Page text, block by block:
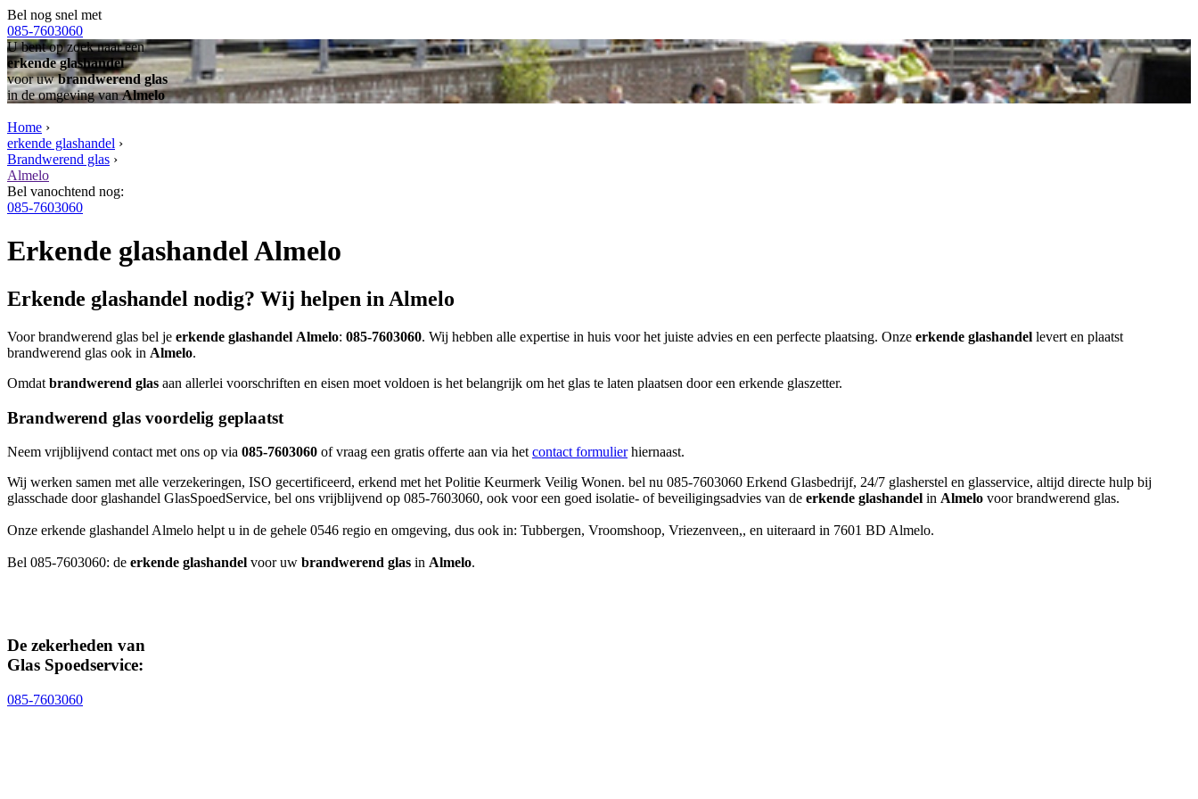
Bel nog snel met
085-7603060
U bent op zoek naar een
erkende glashandel
voor uwbrandwerend glas
in de omgeving vanAlmelo
Home ›
erkende glashandel ›
Brandwerend glas ›
Almelo
Bel vanochtend nog:
085-7603060
Erkende glashandel Almelo
Erkende glashandel nodig? Wij helpen in Almelo
Voor brandwerend glas bel je erkende glashandel Almelo: 085-7603060. Wij hebben alle expertise in huis voor het juiste advies en een perfecte plaatsing. Onze erkende glashandel levert en plaatst
brandwerend glas ook in Almelo.
Omdat brandwerend glas aan allerlei voorschriften en eisen moet voldoen is het belangrijk om het glas te laten plaatsen door een erkende glaszetter.
Brandwerend glas voordelig geplaatst
Neem vrijblijvend contact met ons op via 085-7603060 of vraag een gratis offerte aan via het contact formulierhiernaast.
Wij werken samen met alle verzekeringen, ISO gecertificeerd, erkend met het Politie Keurmerk Veilig Wonen. bel nu 085-7603060 Erkend Glasbedrijf, 24/7 glasherstel en glasservice, altijd directe hulp bij
glasschade door glashandel GlasSpoedService, bel ons vrijblijvend op 085-7603060, ook voor een goed isolatie- of beveiligingsadvies van de erkende glashandel in Almelo voor brandwerend glas.
Onze erkende glashandel Almelo helpt u in de gehele 0546 regio en omgeving, dus ook in: Tubbergen, Vroomshoop, Vriezenveen,, en uiteraard in 7601 BD Almelo.
Bel 085-7603060: de erkende glashandel voor uw brandwerend glas in Almelo.
De zekerheden van
Glas Spoedservice:
085-7603060